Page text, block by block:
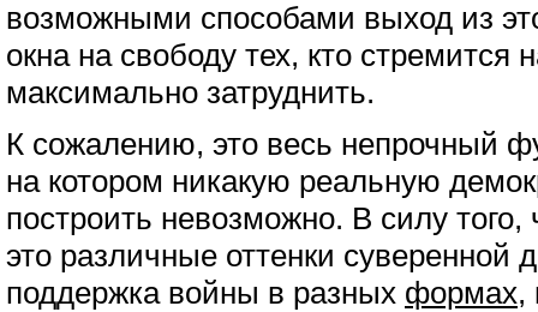
возможными способами выход из
окна на свободу тех, кто стремится
максимально затруднить.
К сожалению, это весь непрочный
на котором никакую реальную
построить невозможно. В силу
это различные оттенки суверенной
поддержка войны в разных формах,